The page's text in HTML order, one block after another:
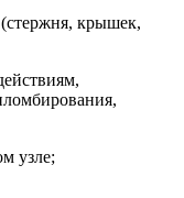
(стержня, крышек,
узле;